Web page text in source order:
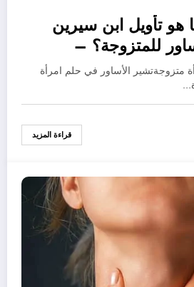
تأويل ابن سيرين
للمتزوجة؟ –
متزوجةتشير الأساور في حلم امرأة
قراءة المزيد